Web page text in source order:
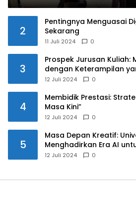
2
Pentingnya Menguasai
Sekarang
11 Juli 2024 0
3
Prospek Jurusan Kuliah:
dengan Keterampilan
Masa Depan
12 Juli 2024 0
4
Membidik Prestasi:
Masa Kini”
12 Juli 2024 0
5
Masa Depan Kreatif:
Menghadirkan Era AI
12 Juli 2024 0